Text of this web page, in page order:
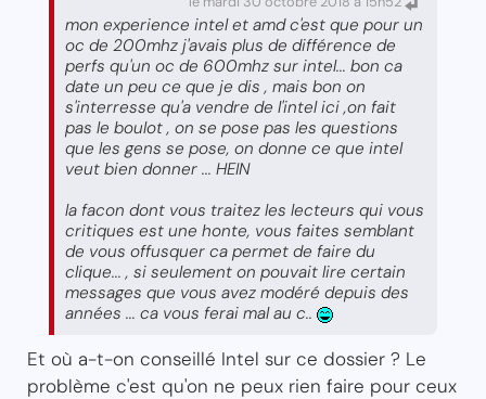
mon experience intel et amd c'est que pour un
oc de 200mhz j'avais plus de différence de
perfs qu'un oc de 600mhz sur intel... bon ca
date un peu ce que je dis , mais bon on
s'interresse qu'a vendre de l'intel ici ,on fait
pas le boulot , on se pose pas les questions
que les gens se pose, on donne ce que intel
veut bien donner ... HEIN
la facon dont vous traitez les lecteurs qui vous
critiques est une honte, vous faites semblant
de vous offusquer ca permet de faire du
clique... , si seulement on pouvait lire certain
messages que vous avez modéré depuis des
années ... ca vous ferai mal au c..
Et où a-t-on conseillé Intel sur ce dossier ? Le
problème c'est qu'on ne peux rien faire pour ceux